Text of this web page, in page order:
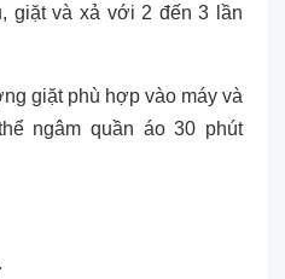
giặt và xả với 2 đến 3 lần
giặt phù hợp vào máy và
ngâm quần áo 30 phút